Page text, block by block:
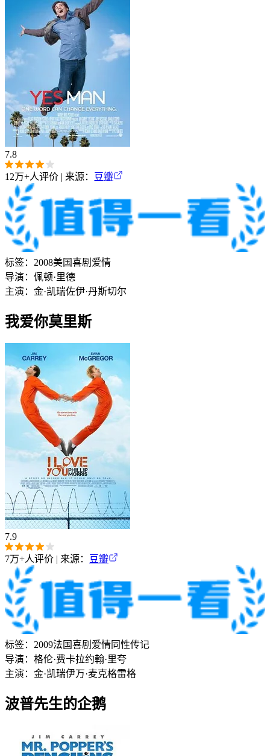
7.8
12万+人评价 | 来源： 豆瓣
标签： 2008美国喜剧 爱情
导演： 佩顿·里德
主演： 金·凯瑞佐伊·丹斯切尔
我爱你莫里斯
7.9
7万+人评价 | 来源： 豆瓣
标签： 2009法国喜剧 爱情同性传记
导演： 格伦·费卡拉约翰·里夸
主演： 金·凯瑞伊万·麦克格雷格
波普先生的企鹅